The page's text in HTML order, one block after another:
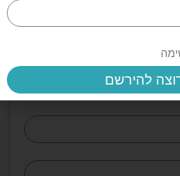
פגישת ייעוץ חינם!
תראו את כל הפריטים ונרכיב
בהתאם לצרכים שלכם.
09-או מלאו את הטופס.
להירשם